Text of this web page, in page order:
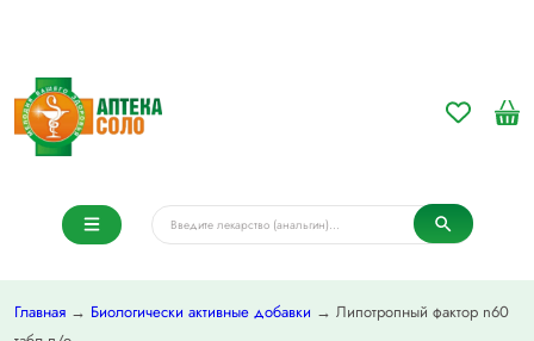
Главная → Биологически активные добавки → Липотропный фактор n60